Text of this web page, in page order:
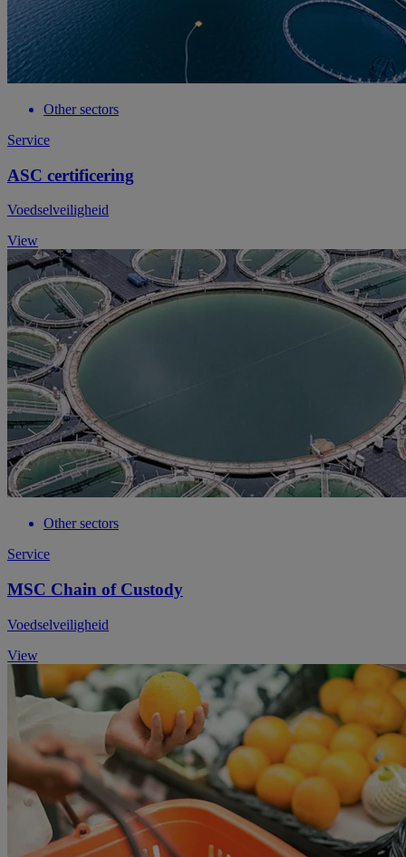
Other sectors
Service
ASC certificering
Voedselveiligheid
View
Other sectors
Service
MSC Chain of Custody
Voedselveiligheid
View